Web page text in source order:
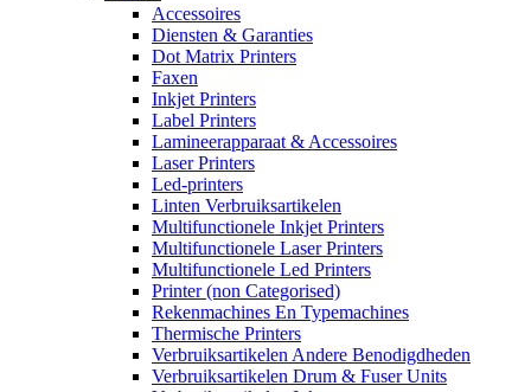
Accessoires
Diensten & Garanties
Dot Matrix Printers
Faxen
Inkjet Printers
Label Printers
Lamineerapparaat & Accessoires
Laser Printers
Led-printers
Linten Verbruiksartikelen
Multifunctionele Inkjet Printers
Multifunctionele Laser Printers
Multifunctionele Led Printers
Printer (non Categorised)
Rekenmachines En Typemachines
Thermische Printers
Verbruiksartikelen Andere Benodigdheden
Verbruiksartikelen Drum & Fuser Units